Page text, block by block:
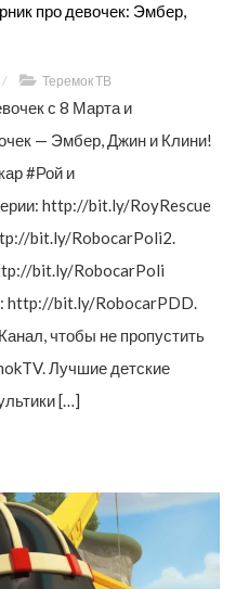
про девочек: Эмбер,
/ Теремок ТВ
с 8 Марта и
— Эмбер, Джин и Клини!
#Рой и
http://bit.ly/RoyRescue
bit.ly/RobocarPoli2.
bit.ly/RobocarPoli
http://bit.ly/RobocarPDD.
чтобы не пропустить
Лучшие детские
[…]